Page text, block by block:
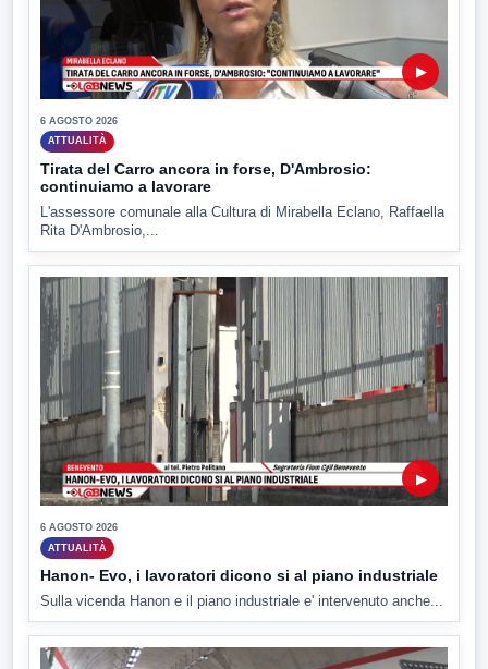
▶
6 AGOSTO 2026
ATTUALITÀ
Tirata del Carro ancora in forse, D'Ambrosio:
continuiamo a lavorare
L'assessore comunale alla Cultura di Mirabella Eclano, Raffaella
Rita D'Ambrosio,...
▶
6 AGOSTO 2026
ATTUALITÀ
Hanon- Evo, i lavoratori dicono si al piano industriale
Sulla vicenda Hanon e il piano industriale e' intervenuto anche...